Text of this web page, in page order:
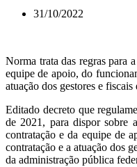
31/10/2022
Norma trata das regras para
equipe de apoio, do
atuação dos gestores e fiscais
Editado decreto que
de 2021, para dispor sobre
contratação e da equipe de
contratação e a atuação dos
da administração pública